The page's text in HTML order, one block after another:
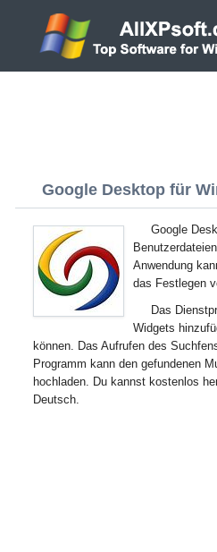
Google Desktop für
Google
Anwendung
das Festlegen
Das
Widgets
können. Das Aufrufen des
Programm kann den gefundenen
hochladen. Du kannst kostenlos
Deutsch.